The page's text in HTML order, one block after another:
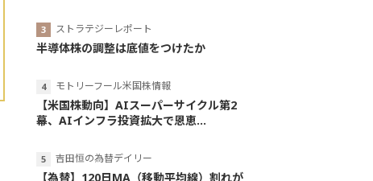
ストラテジーレポート
半導体株の調整は底値をつけたか
モトリーフール米国株情報
【米国株動向】AIスーパーサイクル第2
幕、AIインフラ投資拡大で恩恵...
吉田恒の為替デイリー
【為替】120日MA（移動平均線）割れが